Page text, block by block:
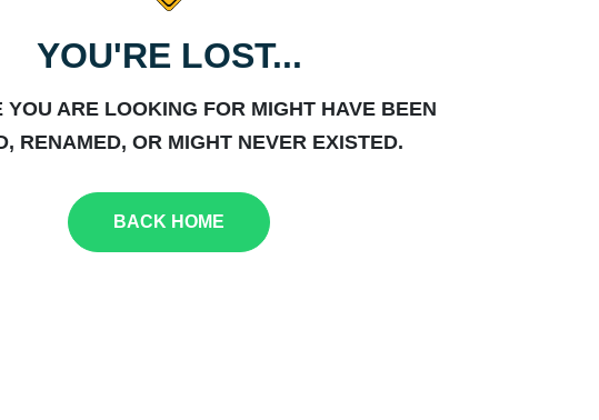
YOU'RE LOST...
YOU ARE LOOKING FOR MIGHT HAVE BEEN
RENAMED, OR MIGHT NEVER EXISTED.
BACK HOME